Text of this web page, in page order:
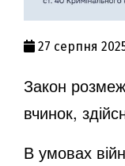
27 серпня
Закон
вчинок,
В умовах